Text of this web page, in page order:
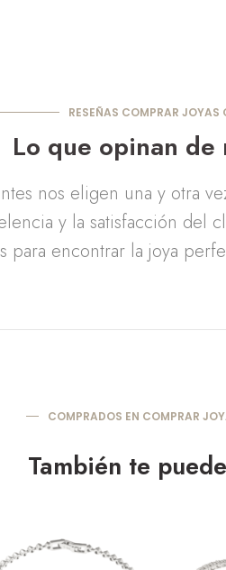
RESEÑAS COMPRAR JOYAS
Lo que opinan de
nos eligen una y otra
y la satisfacción del
para encontrar la joya
COMPRADOS EN COMPRAR
También te